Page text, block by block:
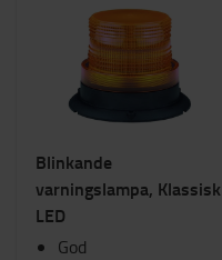
Redskap för
Säkerhet
Vagnar & skotrar
Batteri och
Inredning
Ram-fästen
Verktyg och
Belysning
Blinkande
varningslampa, Klassisk
LED
God